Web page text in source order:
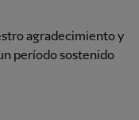
agradecimiento y
período sostenido